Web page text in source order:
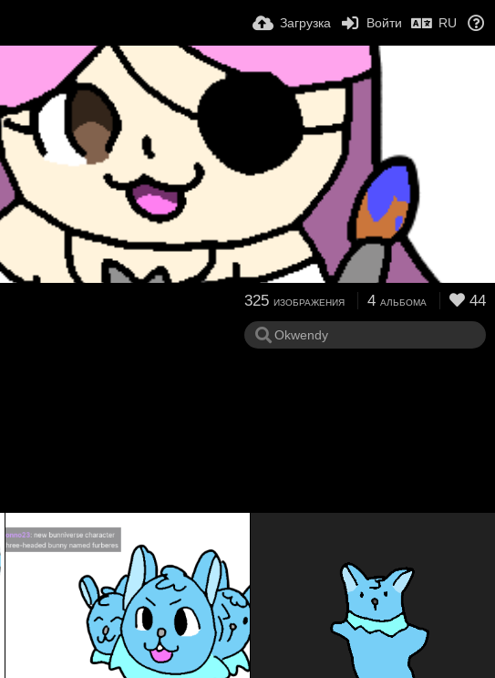
Загрузка Войти RU
325 ИЗОБРАЖЕНИЯ 4 АЛЬБОМА 44